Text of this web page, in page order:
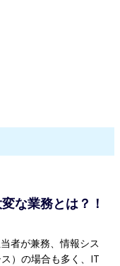
な業務とは？！
者が兼務、情報シス
）の場合も多く、IT